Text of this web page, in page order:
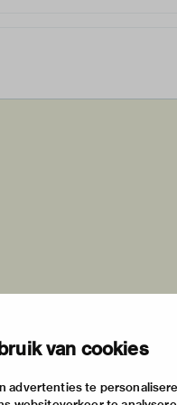
van cookies
advertenties te